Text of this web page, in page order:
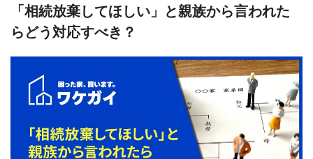
i
に
つ
い
会
案
内・
代
ッ
セ
ー
「相続放棄してほしい」と親族から言われた
らどう対応すべき？